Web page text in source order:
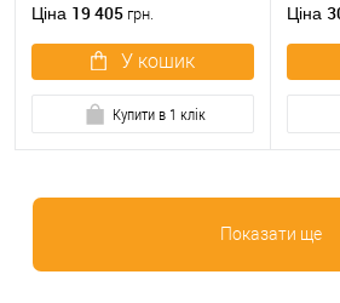
Ціна 19 405 грн.
У кошик
Купити в 1 клік
Ціна
Показати ще